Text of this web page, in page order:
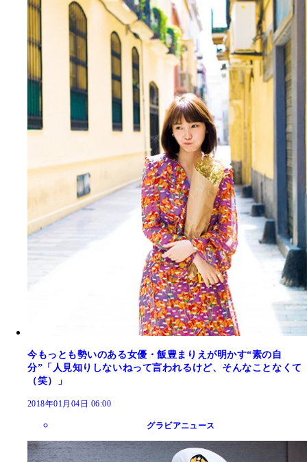
今もっとも勢いのある女優・飯豊まりえが明かす“素の自
分”「人見知りしないねって言われるけど、そんなことなくて
（笑）」
2018年01月04日 06:00
グラビアニュース